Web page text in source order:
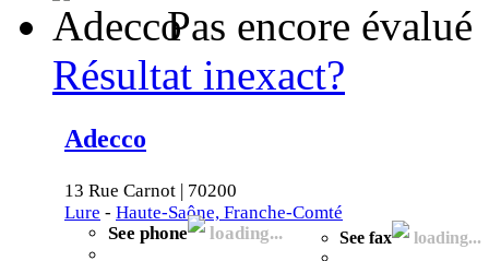
Pas encore évalué
Résultat inexact?
Adecco
13 Rue Carnot | 70200
Lure - Haute-Saône, Franche-Comté
See phone
loading... See fax loading...